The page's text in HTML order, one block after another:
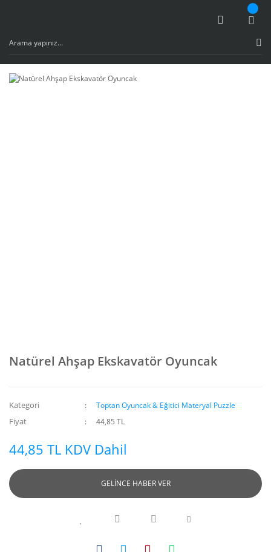
Natürel Ahşap Ekskavatör Oyuncak
Kategori Toptan Oyuncak & Eğitici Materyal Puzzle
Fiyat 44,85 TL
44,85 TL KDV Dahil
GELİNCE HABER VER